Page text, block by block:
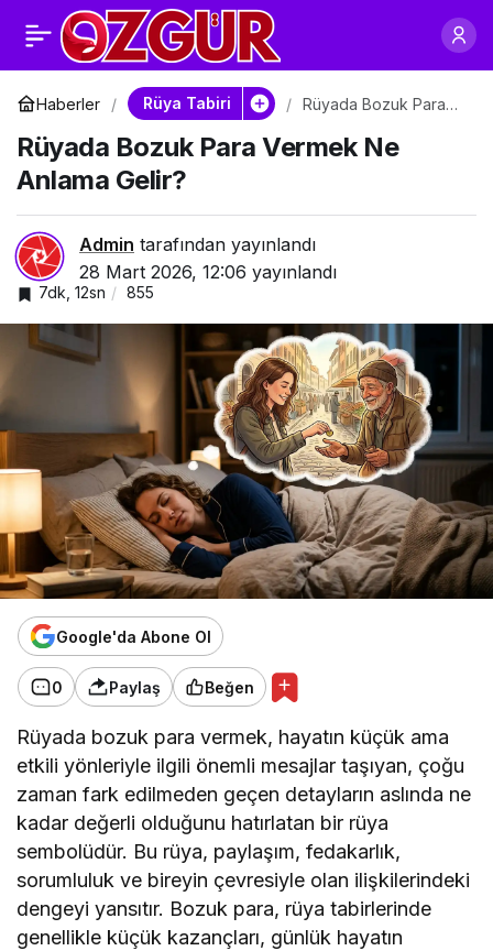
Haberler Rüya Tabiri
Rüyada Bozuk Para
Gelir?
Rüyada Bozuk Para Vermek Ne
Anlama Gelir?
Admin tarafından yayınlandı
28 Mart 2026, 12:06 yayınlandı
7dk, 12sn 855
Google'da Abone Ol
0 Paylaş Beğen
Rüyada bozuk para vermek, hayatın küçük ama
etkili yönleriyle ilgili önemli mesajlar taşıyan, çoğu
zaman fark edilmeden geçen detayların aslında ne
kadar değerli olduğunu hatırlatan bir rüya
sembolüdür. Bu rüya, paylaşım, fedakarlık,
sorumluluk ve bireyin çevresiyle olan ilişkilerindeki
dengeyi yansıtır. Bozuk para, rüya tabirlerinde
genellikle küçük kazançları, günlük hayatın
Rüyada Birinden
Bozuk Para Almak
Paylaş